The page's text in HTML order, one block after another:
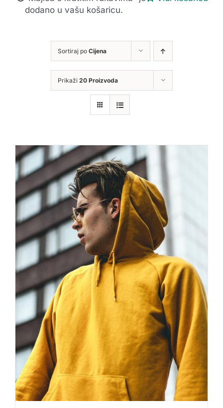
dodano u vašu košaricu.
Sortiraj po Cijena
Prikaži 20 Proizvoda